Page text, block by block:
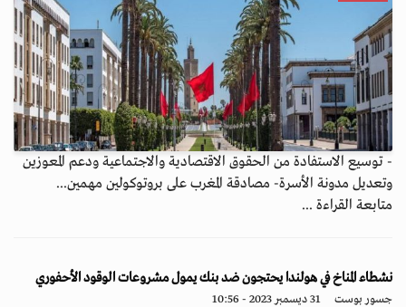
- توسيع الاستفادة من الحقوق الاقتصادية والاجتماعية ودعم المعوزين
وتعديل مدونة الأسرة- مصادقة المغرب على بروتوكولين مهمين...
متابعة القراءة ...
نشطاء المناخ في هولندا يحتجون ضد بنك يمول مشروعات الوقود الأحفوري
جسور بوست 31 ديسمبر 2023 - 10:56